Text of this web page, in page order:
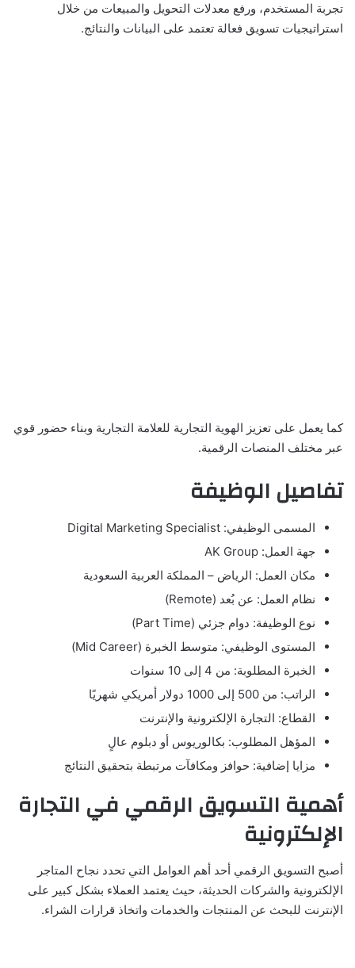
تجربة المستخدم، ورفع معدلات التحويل والمبيعات من خلال
استراتيجيات تسويق فعالة تعتمد على البيانات والنتائج.
كما يعمل على تعزيز الهوية التجارية للعلامة التجارية وبناء حضور قوي
عبر مختلف المنصات الرقمية.
تفاصيل الوظيفة
المسمى الوظيفي: Digital Marketing Specialist
جهة العمل: AK Group
مكان العمل: الرياض – المملكة العربية السعودية
نظام العمل: عن بُعد (Remote)
نوع الوظيفة: دوام جزئي (Part Time)
المستوى الوظيفي: متوسط الخبرة (Mid Career)
الخبرة المطلوبة: من 4 إلى 10 سنوات
الراتب: من 500 إلى 1000 دولار أمريكي شهريًا
القطاع: التجارة الإلكترونية والإنترنت
المؤهل المطلوب: بكالوريوس أو دبلوم عالٍ
مزايا إضافية: حوافز ومكافآت مرتبطة بتحقيق النتائج
أهمية التسويق الرقمي في التجارة
الإلكترونية
أصبح التسويق الرقمي أحد أهم العوامل التي تحدد نجاح المتاجر
الإلكترونية والشركات الحديثة، حيث يعتمد العملاء بشكل كبير على
الإنترنت للبحث عن المنتجات والخدمات واتخاذ قرارات الشراء.